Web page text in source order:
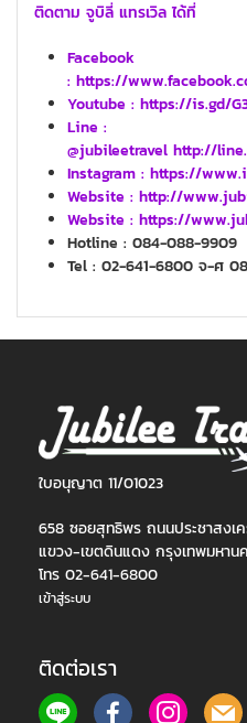
ติดตาม จูบิลี่ แทรเวิล ได้ที่
Facebook
: https://
Youtube : https://is.gd/
Line :
@jubileetravel http://
Instagram : https://
Website : http://
Website : https://
Hotline : 084-088-9909
Tel : 02-641-6800 จ-ศ
ใบอนุญาต 11/01023
658 ซอยสุทธิพร ถนนประชาสงเค
แขวง-เขตดินแดง กรุงเทพมหาน
โทร 02-641-6800
เข้าสู่ระบบ
ติดต่อเรา